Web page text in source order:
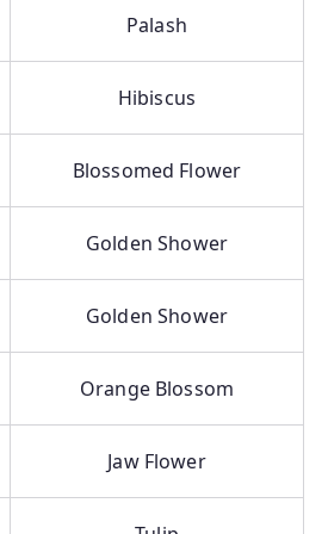
Palash
Hibiscus
Blossomed Flower
Golden Shower
Golden Shower
Orange Blossom
Jaw Flower